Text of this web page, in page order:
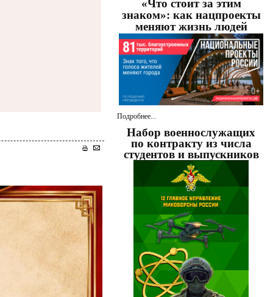
«Что стоит за этим
знаком»: как нацпроекты
меняют жизнь людей
Подробнее...
Набор военнослужащих
по контракту из числа
студентов и выпускников